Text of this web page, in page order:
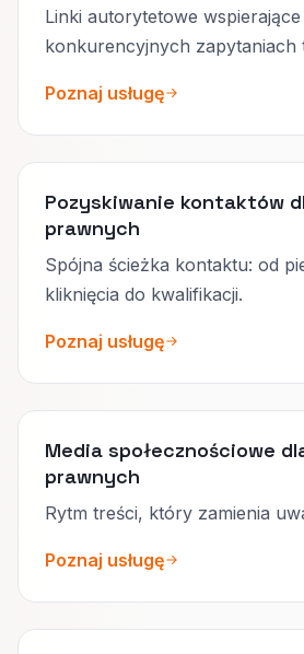
Linki autorytetowe
konkurencyjnych zapytaniach
Poznaj usługę
Pozyskiwanie kontaktów
prawnych
Spójna ścieżka kontaktu: od
kliknięcia do kwalifikacji.
Poznaj usługę
Media społecznościowe
prawnych
Rytm treści, który zamienia
Poznaj usługę